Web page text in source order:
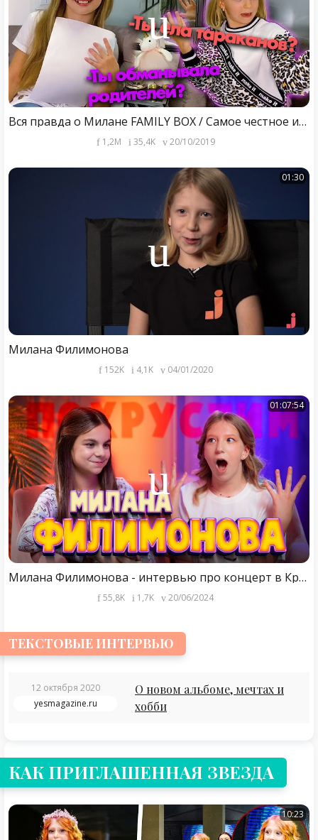
Вся правда о Милане FAMILY BOX / Самое честное интервью / Милана РУЛИТ /
1,2M 35,4K 20/10/2019
01:30
Милана Филимонова
152K 4,1K 04/01/2020
01:07:54
Милана Филимонова - интервью про концерт в Крокусе, массовый хейт, Likee и мечты о музыкальном туре
55,8K 1,7K 20/06/2024
ТЕКСТОВЫЕ ИНТЕРВЬЮ
12 октября 2020
yesmagazine.ru
О новом альбоме, мечтах и
хобби
КАК ПРИГЛАШЕННАЯ ЗВЕЗДА
10:23